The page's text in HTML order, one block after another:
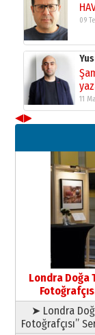
09
11
Neşat YALÇIN
Paranın Aile
03 Ağustos 2026
09
11
◀▶
Londra Doğa
➤ Londra
Fotoğrafçısı”